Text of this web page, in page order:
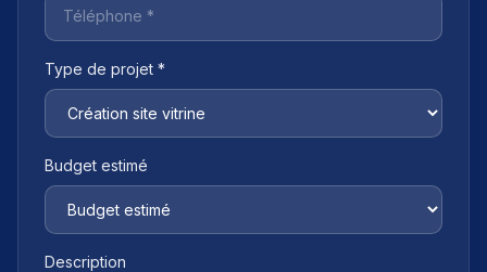
Type de projet *
Budget estimé
Description